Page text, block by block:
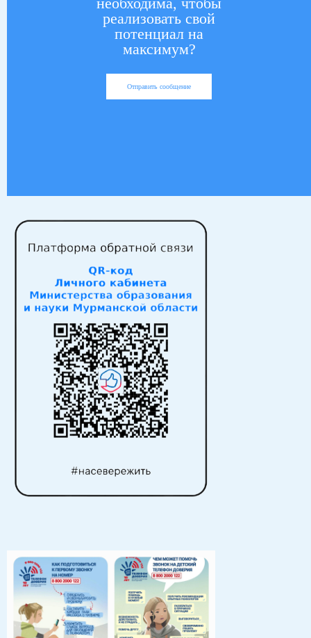
реализовать свой
потенциал на
максимум?
Отправить сообщение